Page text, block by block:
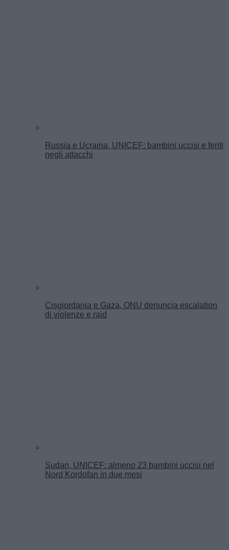
Russia e Ucraina, UNICEF: bambini uccisi e feriti
negli attacchi
Cisgiordania e Gaza, ONU denuncia escalation
di violenze e raid
Sudan, UNICEF: almeno 23 bambini uccisi nel
Nord Kordofan in due mesi